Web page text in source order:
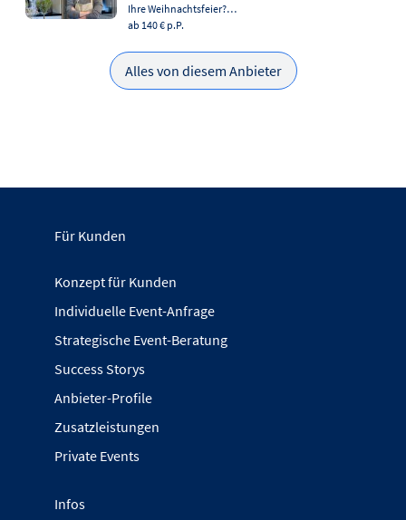
Ihre Weihnachtsfeier?…
ab 140 € p.P.
Alles von diesem Anbieter
Für Kunden
Konzept für Kunden
Individuelle Event-Anfrage
Strategische Event-Beratung
Success Storys
Anbieter-Profile
Zusatzleistungen
Private Events
Infos